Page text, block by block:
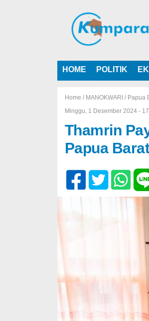
HOME POLITIK
Home / MANOKWARI / Papua
Minggu, 1 Desember 2024 -
Thamrin
Papua